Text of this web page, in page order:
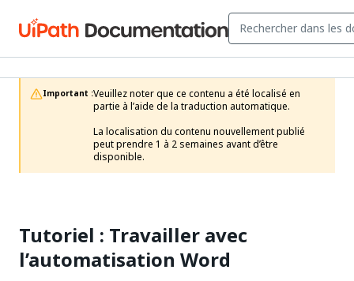
Important :Veuillez noter que ce contenu a été localisé en
partie à l’aide de la traduction automatique.
La localisation du contenu nouvellement publié
peut prendre 1 à 2 semaines avant d’être
disponible.
Tutoriel : Travailler avec
l’automatisation Word